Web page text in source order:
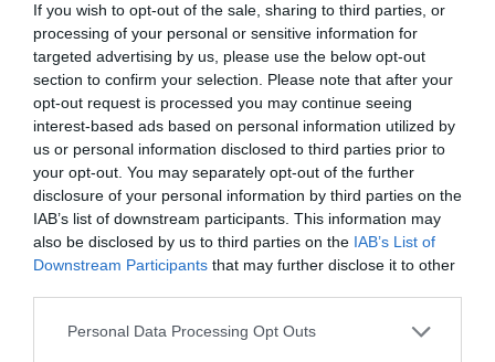
If you wish to opt-out of the sale, sharing to third parties, or
processing of your personal or sensitive information for
targeted advertising by us, please use the below opt-out
section to confirm your selection. Please note that after your
opt-out request is processed you may continue seeing
interest-based ads based on personal information utilized by
us or personal information disclosed to third parties prior to
your opt-out. You may separately opt-out of the further
disclosure of your personal information by third parties on the
IAB’s list of downstream participants. This information may
also be disclosed by us to third parties on the IAB’s List of
Downstream Participants that may further disclose it to other
Personal Data Processing Opt Outs